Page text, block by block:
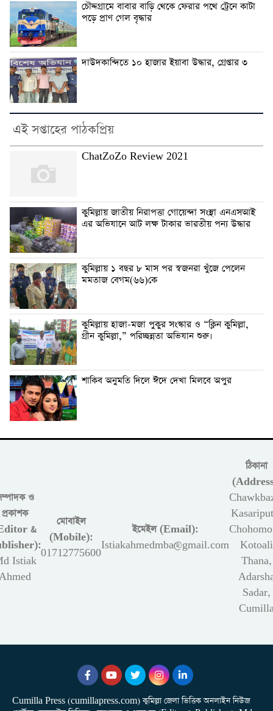
চৌদ্দগ্রামে বাবার বাড়ি থেকে ফেরার পথে ট্রেনে কাটা
পড়ে প্রাণ গেল বৃদ্ধার
দাউদকান্দিতে ১০ হাজার ইয়াবা উদ্ধার, গ্রেপ্তার ৩
এই সপ্তাহের পাঠকপ্রিয়
ChatZoZo Review 2021
কুমিল্লায় জাতীয় নিরাপত্তা গোয়েন্দা সংস্থা এনএসআই
এর অভিযানে আট লক্ষ টাকার ভারতীয় পন্য উদ্ধার
কুমিল্লায় ১ বছর ৮ মাস পর স্বজনরা খুঁজে পেলেন
মমতাজ বেগম(৬৬)কে
কুমিল্লায় হাজা-মজা পুকুর সংস্কার ও “ক্লিন কুমিল্লা,
গ্রীন কুমিল্লা,” পরিচ্ছন্নতা অভিযান শুরু।
শাকিব অনুমতি দিলে ঈদে দেখা মিলবে অপুর
ও
প্রকাশক
&
Istiak
মোবাইল
(Mobile):
01712775600
ইমেইল (Email):
Istiakahmedmba@gmail.com
ঠিকানা
Kotoali
Thana,
Sadar,
Cumilla Press (cumillapress.com) কুমিল্লা জেলা ভিত্তিক অনলাইন নিউজ